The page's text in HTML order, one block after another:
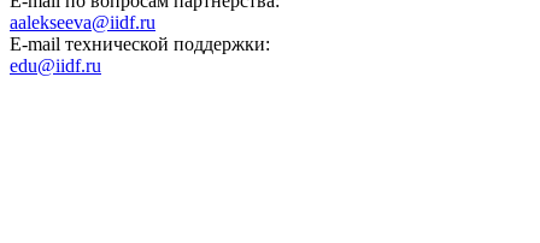
aalekseeva@iidf.ru
E-mail технической поддержки:
edu@iidf.ru